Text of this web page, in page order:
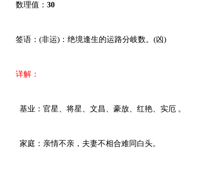
数理值： 30
签语：(非运)：绝境逢生的运路分岐数。(凶)
详解：
基业：官星、将星、文昌、豪放、红艳、实厄 。
家庭：亲情不亲，夫妻不相合难同白头。